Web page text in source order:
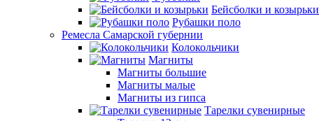
Бейсболки и козырьки
Рубашки поло
Ремесла Самарской губернии
Колокольчики
Магниты
Магниты большие
Магниты малые
Магниты из гипса
Тарелки сувенирные